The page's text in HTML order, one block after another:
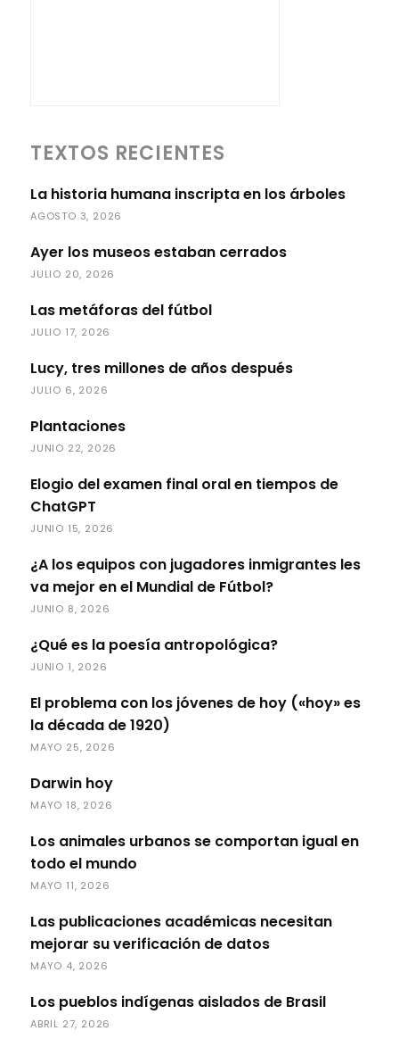
TEXTOS RECIENTES
La historia humana inscripta en los árboles
AGOSTO 3, 2026
Ayer los museos estaban cerrados
JULIO 20, 2026
Las metáforas del fútbol
JULIO 17, 2026
Lucy, tres millones de años después
JULIO 6, 2026
Plantaciones
JUNIO 22, 2026
Elogio del examen final oral en tiempos de
ChatGPT
JUNIO 15, 2026
¿A los equipos con jugadores inmigrantes les
va mejor en el Mundial de Fútbol?
JUNIO 8, 2026
¿Qué es la poesía antropológica?
JUNIO 1, 2026
El problema con los jóvenes de hoy («hoy» es
la década de 1920)
MAYO 25, 2026
Darwin hoy
MAYO 18, 2026
Los animales urbanos se comportan igual en
todo el mundo
MAYO 11, 2026
Las publicaciones académicas necesitan
mejorar su verificación de datos
MAYO 4, 2026
Los pueblos indígenas aislados de Brasil
ABRIL 27, 2026